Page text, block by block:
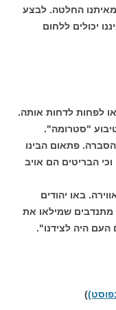
החלטה. לבצע
יכולים ללחום
לפחות לדחות אותה.
"סטרומה".
הסברה. פתאום הבינו
הבריטים הם אויב
באו יהודים
מתנדבים שמילאו את
היה לצידנו".
)